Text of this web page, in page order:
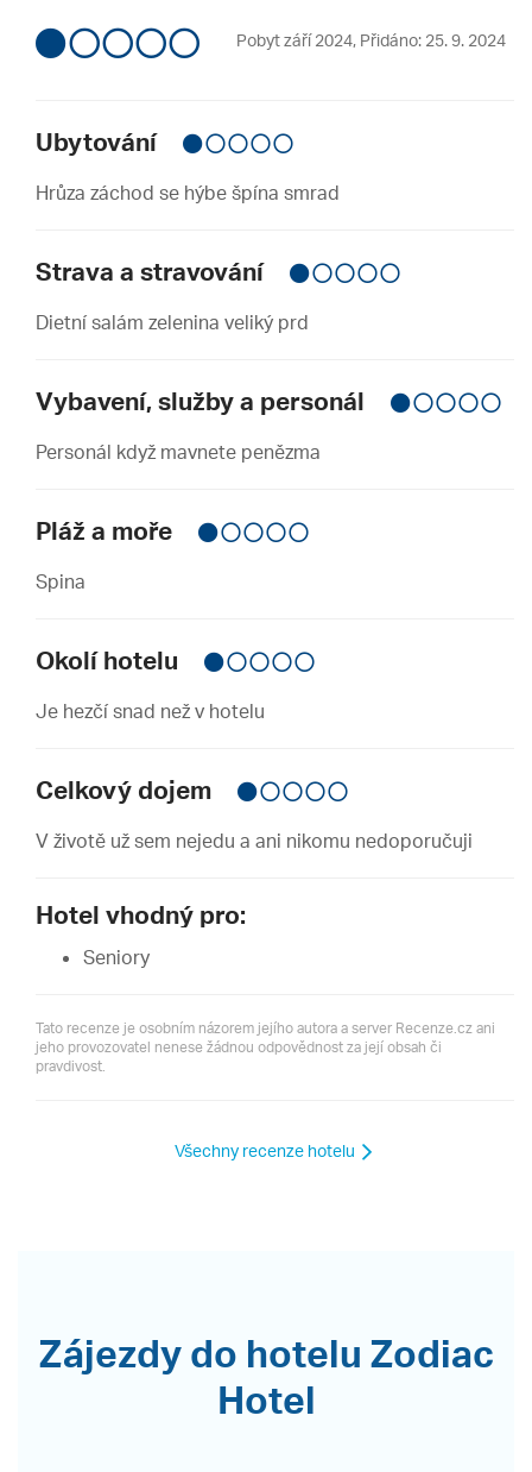
Pobyt září 2024, Přidáno: 25. 9. 2024
Ubytování
Hrůza záchod se hýbe špína smrad
Strava a stravování
Dietní salám zelenina veliký prd
Vybavení, služby a personál
Personál když mavnete penězma
Pláž a moře
Spina
Okolí hotelu
Je hezčí snad než v hotelu
Celkový dojem
V životě už sem nejedu a ani nikomu nedoporučuji
Hotel vhodný pro:
Seniory
Tato recenze je osobním názorem jejího autora a server Recenze.cz ani
jeho provozovatel nenese žádnou odpovědnost za její obsah či
pravdivost.
Všechny recenze hotelu
Zájezdy do hotelu Zodiac
Hotel